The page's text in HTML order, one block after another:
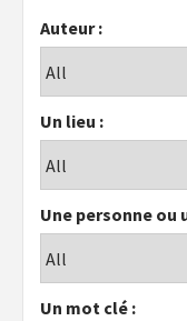
Auteur :
Un lieu :
Une personne ou
Un mot clé :